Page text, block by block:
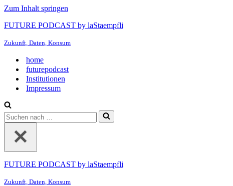
Zum Inhalt springen
FUTURE PODCAST by laStaempfli
Zukunft, Daten, Konsum
home
futurepodcast
Institutionen
Impressum
Suchen
nach …
FUTURE PODCAST by laStaempfli
Zukunft, Daten, Konsum